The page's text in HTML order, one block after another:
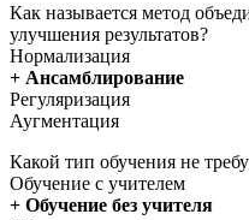
Как называется метод
улучшения результатов?
Нормализация
+ Ансамблирование
Регуляризация
Аугментация
Какой тип обучения не
Обучение с учителем
+ Обучение без учителя